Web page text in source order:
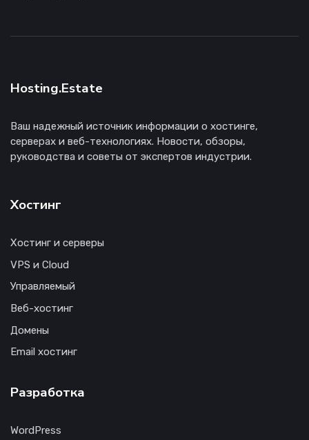
Hosting.Estate
Ваш надежный источник информации о хостинге,
серверах и веб-технологиях. Новости, обзоры,
руководства и советы от экспертов индустрии.
Хостинг
Хостинг и серверы
VPS и Cloud
Управляемый
Веб-хостинг
Домены
Email хостинг
Разработка
WordPress